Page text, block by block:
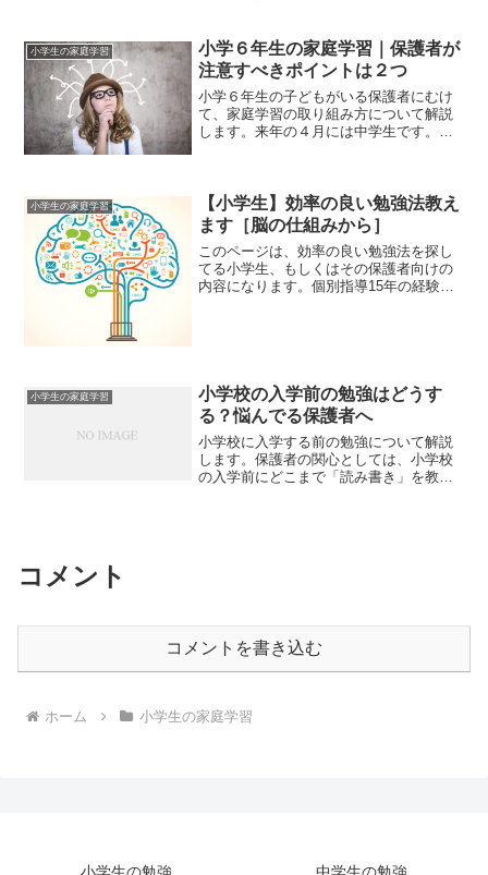
な子どもの成績は伸びにくいです。（特
に男の子）もちろん例外も...
小学生の家庭学習
小学６年生の家庭学習｜保護者が
注意すべきポイントは２つ
小学６年生の子どもがいる保護者にむけ
て、家庭学習の取り組み方について解説
します。来年の４月には中学生です。授
う。この記事では数年後に...
小学生の家庭学習
【小学生】効率の良い勉強法教え
ます［脳の仕組みから］
このページは、効率の良い勉強法を探し
てる小学生、もしくはその保護者向けの
内容になります。個別指導15年の経験を
小学生の家庭学習
小学校の入学前の勉強はどうす
る？悩んでる保護者へ
小学校に入学する前の勉強について解説
します。保護者の関心としては、小学校
の入学前にどこまで「読み書き」を教え
コメント
コメントを書き込む
ホーム 小学生の家庭学習